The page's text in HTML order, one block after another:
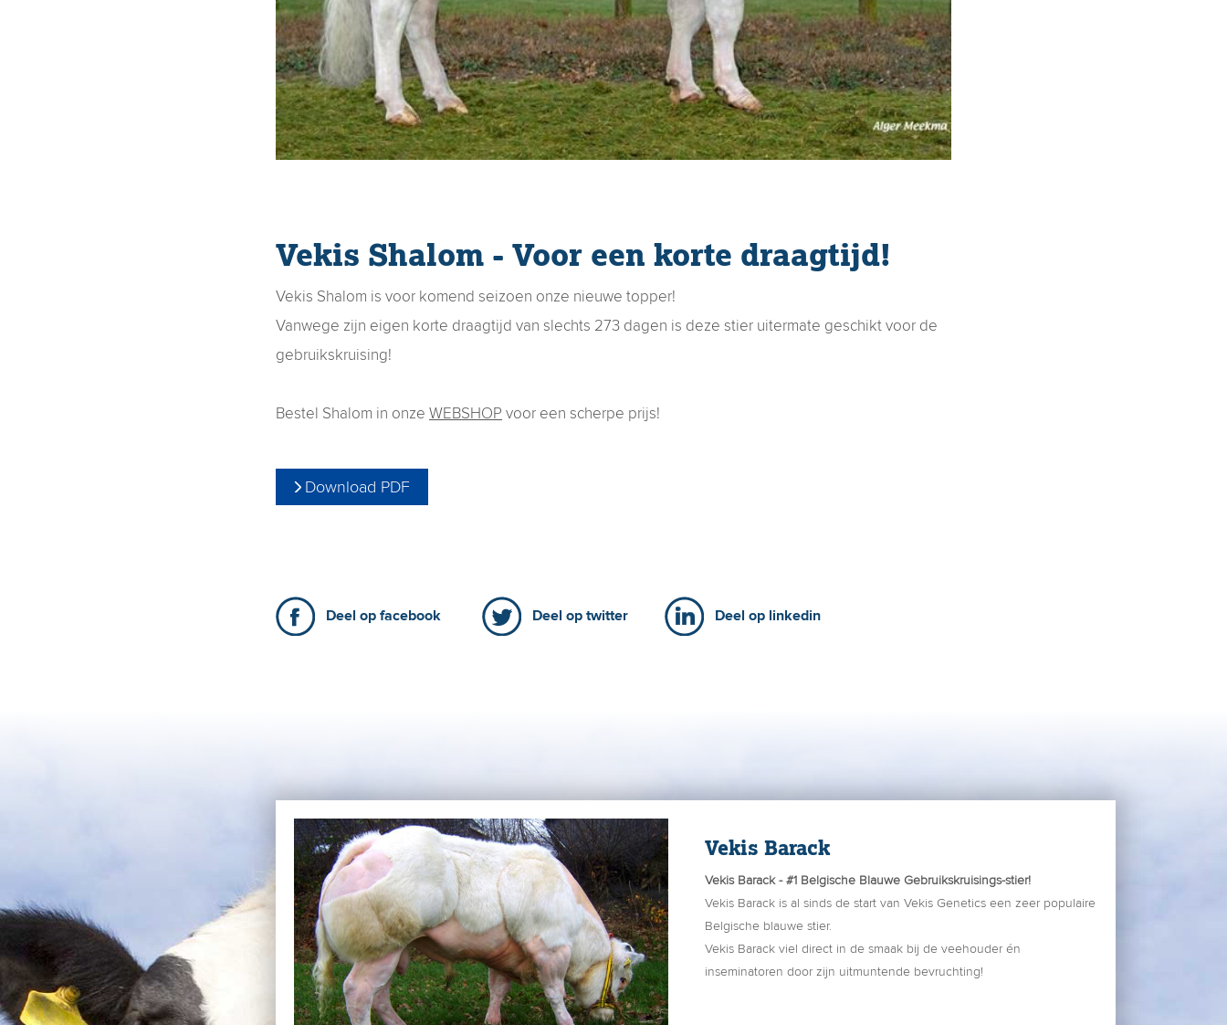
Vekis Shalom - Voor een korte draagtijd!
Vekis Shalom is voor komend seizoen onze nieuwe topper!
Vanwege zijn eigen korte draagtijd van slechts 273 dagen is deze stier uitermate geschikt voor de
gebruikskruising!
Bestel Shalom in onze WEBSHOP voor een scherpe prijs!
Download PDF
Deel op facebook Deel op twitter Deel op linkedin
Vekis Barack
Vekis Barack - #1 Belgische Blauwe Gebruikskruisings-stier!
Vekis Barack is al sinds de start van Vekis Genetics een zeer populaire
Belgische blauwe stier.
Vekis Barack viel direct in de smaak bij de veehouder én
inseminatoren door zijn uitmuntende bevruchting!